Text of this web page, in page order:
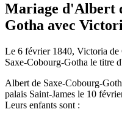
Mariage d'Albert
Gotha avec
Le 6 février 1840, Victoria de
Saxe-Cobourg-Gotha le titre
Albert de Saxe-Cobourg-
palais Saint-James le 10
Leurs enfants sont :